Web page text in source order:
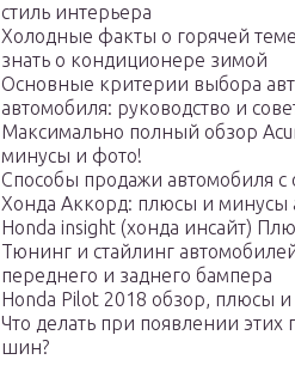
стиль интерьера
Холодные факты о горячей
знать о кондиционере зимой
Основные критерии выбора
автомобиля: руководство и
Максимально полный обзор
минусы и фото!
Способы продажи автомобиля с
Хонда Аккорд: плюсы и минусы
Honda insight (хонда инсайт)
Тюнинг и стайлинг
переднего и заднего бампера
Honda Pilot 2018 обзор, плюсы
Что делать при появлении этих
шин?